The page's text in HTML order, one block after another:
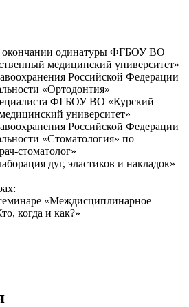
окончании одинатуры ФГБОУ ВО
медицинский университет»
Российской Федерации
«Ортодонтия»
ФГБОУ ВО «Курский
университет»
Российской Федерации
«Стоматология» по
стоматолог»
дуг, эластиков и накладок»
«Междисциплинарное
когда и как?»